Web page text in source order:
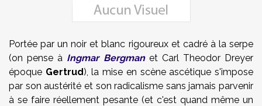
Portée par un noir et blanc rigoureux et cadré à la serpe
(on pense à Ingmar Bergmanet Carl Theodor Dreyer
époque Gertrud), la mise en scène ascétique s'impose
par son austérité et son radicalisme sans jamais parvenir
à se faire réellement pesante (et c'est quand même un